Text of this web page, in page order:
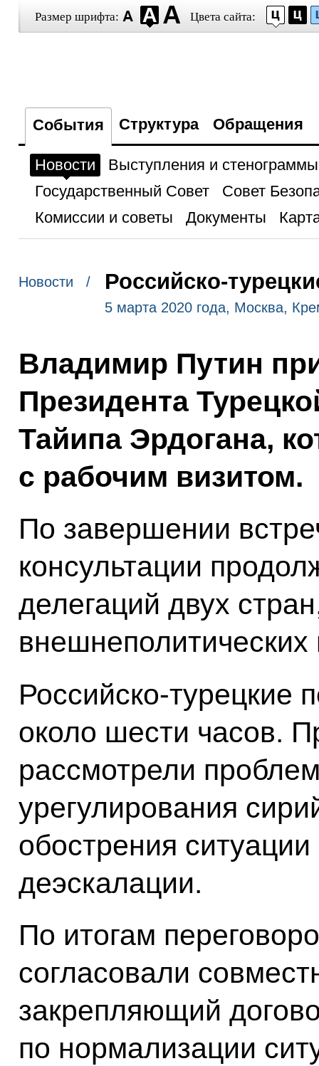
Размер шрифта: Цвета сайта:
События Структура Обращения
Новости
Выступления и стенограммы
Государственный Совет
Совет
Комиссии и советы
Документы
Новости / Российско-
5 марта 2020 года, Москва,
Владимир Путин
Президента
Тайипа Эрдогана,
с рабочим визитом.
По завершении
консультации
делегаций двух
Российско-турецкие
около шести часов.
рассмотрели
урегулирования
обострения
деэскалации.
По итогам
согласовали
закрепляющий
по нормализации